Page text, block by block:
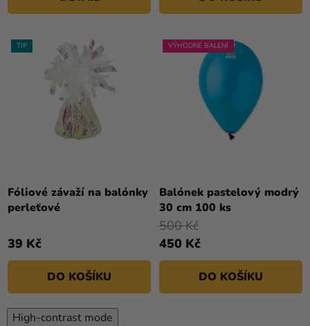
TIP
Fóliové závaží na balónky
perleťové
hodnocení
5
hvězdiček.
39 Kč
DO KOŠÍKU
VÝHODNÉ BALENÍ
Balónek pastelový modrý
30 cm 100 ks
450 Kč
500 Kč
DO KOŠÍKU
High-contrast mode